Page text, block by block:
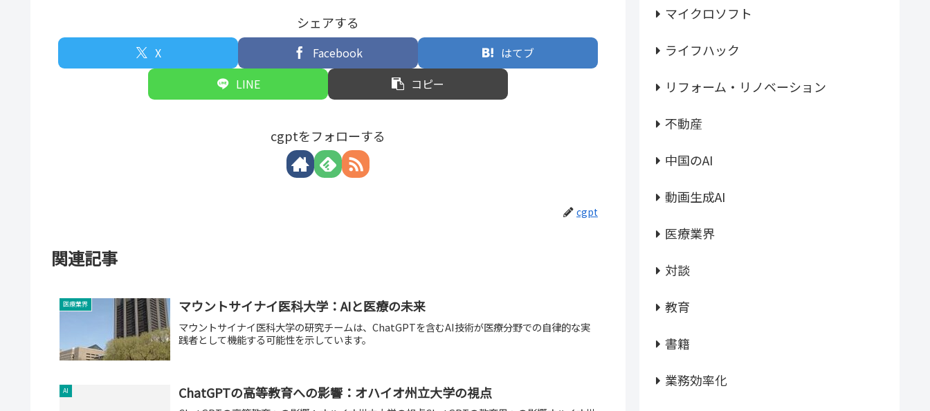
シェアする
X Facebook
はてブ
LINE
コピー
cgptをフォローする
cgpt
関連記事
医療業界 マウントサイナイ医科大学：AIと医療の未来
マウントサイナイ医科大学の研究チームは、ChatGPTを含むAI技術が医療分野での自律的な実
践者として機能する可能性を示しています。
AI ChatGPTの高等教育への影響：オハイオ州立大学の視点
マイクロソフト
ライフハック
リフォーム・リノベーション
不動産
中国のAI
動画生成AI
医療業界
対談
教育
書籍
業務効率化